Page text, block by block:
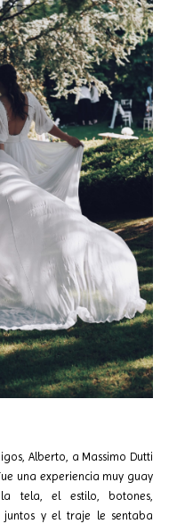
Alberto, a Massimo Dutti
una experiencia muy guay
tela, el estilo, botones,
y el traje le sentaba